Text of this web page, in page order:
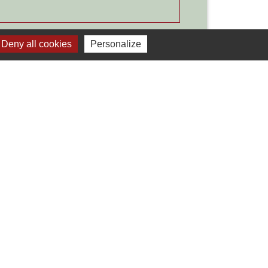
Deny all cookies Personalize